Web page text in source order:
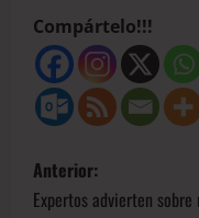
Compártelo!!!
Anterior:
Expertos advierten